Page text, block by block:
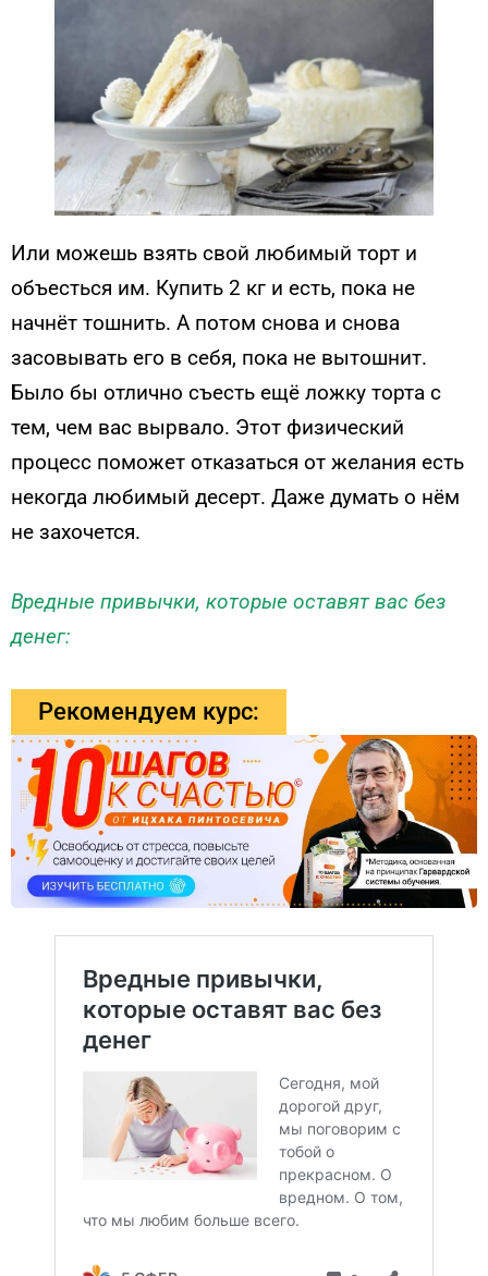
Или можешь взять свой любимый торт и
объесться им. Купить 2 кг и есть, пока не
начнёт тошнить. А потом снова и снова
засовывать его в себя, пока не вытошнит.
Было бы отлично съесть ещё ложку торта с
тем, чем вас вырвало. Этот физический
процесс поможет отказаться от желания есть
некогда любимый десерт. Даже думать о нём
не захочется.
Вредные привычки, которые оставят вас без
денег:
Рекомендуем курс: